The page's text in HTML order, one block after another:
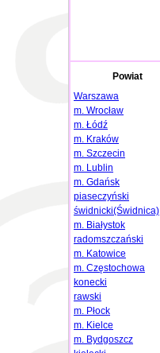
Powiat
Warszawa
m. Wrocław
m. Łódź
m. Kraków
m. Szczecin
m. Lublin
m. Gdańsk
piaseczyński
świdnicki(Świdnica)
m. Białystok
radomszczański
m. Katowice
m. Częstochowa
konecki
rawski
m. Płock
m. Kielce
m. Bydgoszcz